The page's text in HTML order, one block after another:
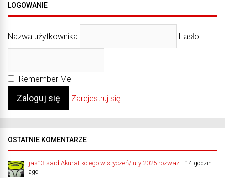
LOGOWANIE
Nazwa użytkownika Hasło
Remember Me
Zarejestruj się
OSTATNIE KOMENTARZE
jas13 said Akurat kolego w styczeń/luty 2025 rozważ...
14 godzin
ago